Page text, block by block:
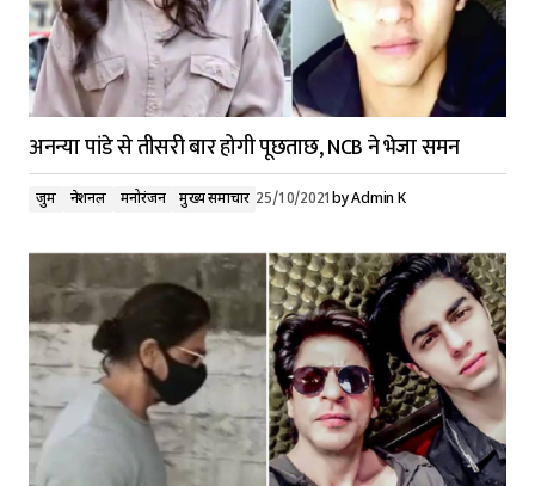
अनन्या पांडे से तीसरी बार होगी पूछताछ, NCB ने भेजा समन
जुर्म नेशनल मनोरंजन मुख्य समाचार 25/10/2021byAdmin K